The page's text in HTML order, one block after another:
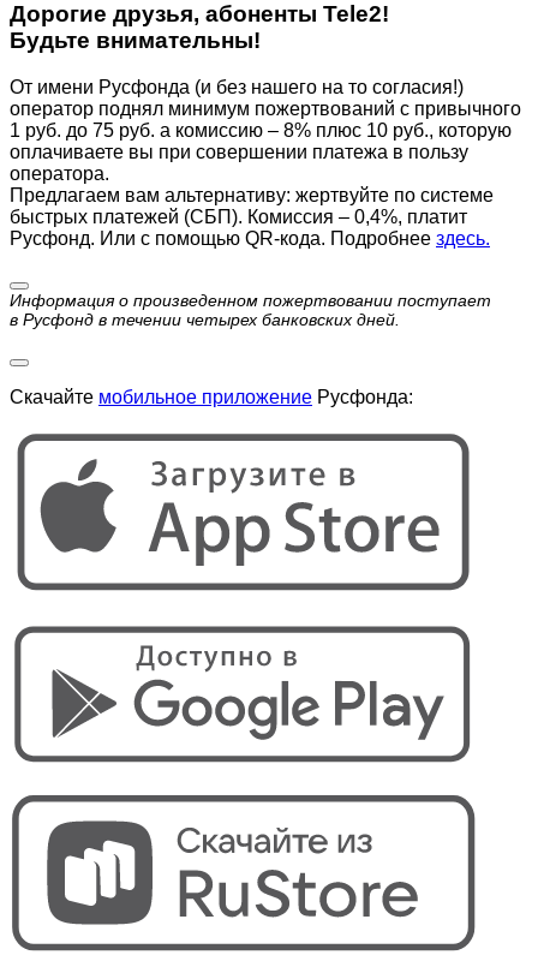
Дорогие друзья, абоненты Tele2!
Будьте внимательны!
От имени Русфонда (и без нашего на то согласия!)
оператор поднял минимум пожертвований с привычного
1 руб. до 75 руб. а комиссию – 8% плюс 10 руб., которую
оплачиваете вы при совершении платежа в пользу
оператора.
Предлагаем вам альтернативу: жертвуйте по cистеме
быстрых платежей (СБП). Комиссия – 0,4%, платит
Русфонд. Или с помощью QR-кода. Подробнее здесь.
Информация о произведенном пожертвовании поступает
в Русфонд в течении четырех банковских дней.
Скачайте мобильное приложение Русфонда: